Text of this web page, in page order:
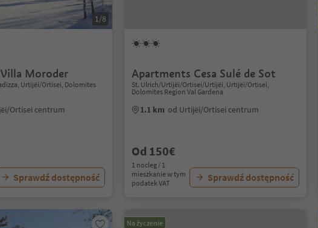
1/8
Moroder
Urtijëi/Ortisei, Dolomites
Ortisei centrum
Sprawdź dostępność
Apartments Cesa Sulé de Sot
St. Ulrich/Urtijëi/Ortisei/Urtijëi, Urtijëi/Ortisei,
Dolomites Region Val Gardena
1.1 km od Urtijëi/Ortisei centrum
Od 150€
1 nocleg / 1
mieszkanie w tym
podatek VAT
Sprawdź dostępność
Na życzenie